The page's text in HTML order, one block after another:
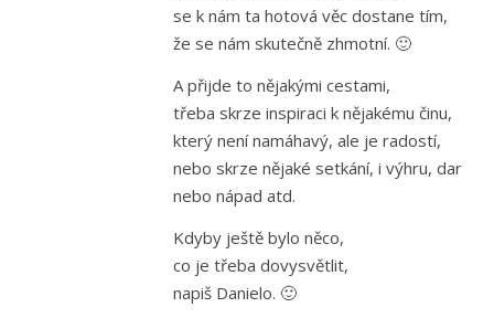
se k nám ta hotová věc dostane tím,
že se nám skutečně zhmotní. 🙂
A přijde to nějakými cestami,
třeba skrze inspiraci k nějakému činu,
který není namáhavý, ale je radostí,
nebo skrze nějaké setkání, i výhru, dar
nebo nápad atd.
Kdyby ještě bylo něco,
co je třeba dovysvětlit,
napiš Danielo. 🙂